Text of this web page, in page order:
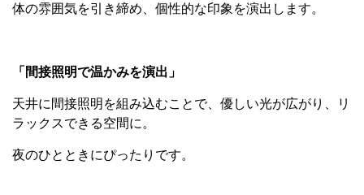
体の雰囲気を引き締め、個性的な印象を演出します。
「間接照明で温かみを演出」
天井に間接照明を組み込むことで、優しい光が広がり、リ
ラックスできる空間に。
夜のひとときにぴったりです。